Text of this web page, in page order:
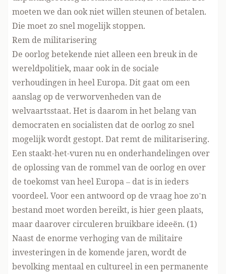
moeten we dan ook niet willen steunen of betalen.
Die moet zo snel mogelijk stoppen.
Rem de militarisering
De oorlog betekende niet alleen een breuk in de
wereldpolitiek, maar ook in de sociale
verhoudingen in heel Europa. Dit gaat om een
aanslag op de verworvenheden van de
welvaartsstaat. Het is daarom in het belang van
democraten en socialisten dat de oorlog zo snel
mogelijk wordt gestopt. Dat remt de militarisering.
Een staakt-het-vuren nu en onderhandelingen over
de oplossing van de rommel van de oorlog en over
de toekomst van heel Europa – dat is in ieders
voordeel. Voor een antwoord op de vraag hoe zo’n
bestand moet worden bereikt, is hier geen plaats,
maar daarover circuleren bruikbare ideeën. (1)
Naast de enorme verhoging van de militaire
investeringen in de komende jaren, wordt de
bevolking mentaal en cultureel in een permanente